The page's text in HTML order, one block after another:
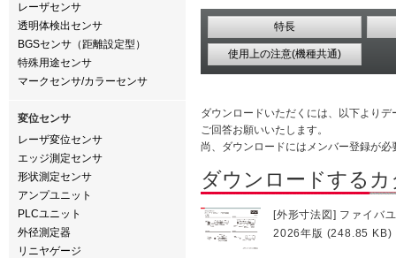
レーザセンサ
透明体検出センサ
BGSセンサ（距離設定型）
特殊用途センサ
マークセンサ/カラーセンサ
変位センサ
レーザ変位センサ
エッジ測定センサ
形状測定センサ
アンプユニット
PLCユニット
外径測定器
リニヤゲージ
特長
使用上の注意(機種共通)
ダウンロードいただくには、以下より
ご回答お願いいたします。
尚、ダウンロードにはメンバー登録が必
ダウンロードする
[外形寸法図] ファイバ
2026年版 (248.85 KB)